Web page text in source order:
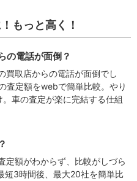
もっと高く！
の電話が面倒？
買取店からの電話が面倒でし
査定額をwebで簡単比較。やり
車の査定が楽に完結する仕組
定額がわからず、比較がしづら
短3時間後、最大20社を簡単比